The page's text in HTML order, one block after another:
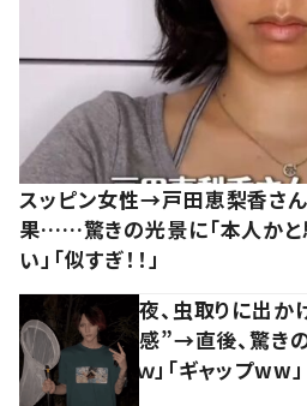
スッピン女性→戸田恵梨香さ
果……驚きの光景に「本人かと
い」「似すぎ！！」
夜、虫取りに出
感”→直後、驚き
ｗ」「ギャップww」